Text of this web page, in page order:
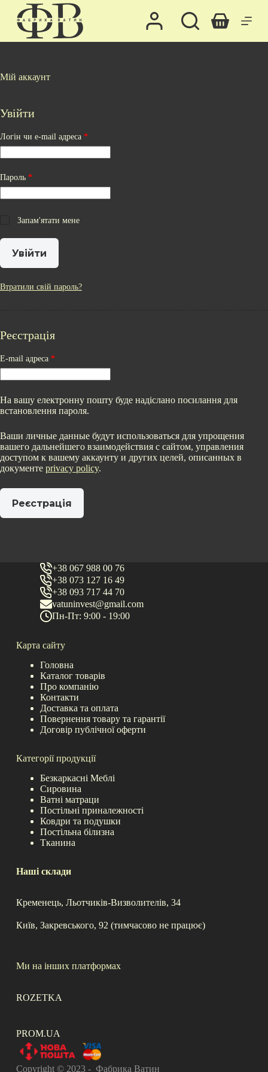
П
е
и
в
м
с
у
Кошик
Мій аккаунт
Увійти
Логін чи e-mail адреса *Обов’язкове
Пароль *Обов’язкове
Запам'ятати мене
Увійти
Втратили свій пароль?
Реєстрація
E-mail адреса *Обов’язкове
На вашу електронну пошту буде надіслано посилання для
встановлення пароля.
Ваши личные данные будут использоваться для упрощения
вашего дальнейшего взаимодействия с сайтом, управления
доступом к вашему аккаунту и других целей, описанных в
документе privacy policy.
Реєстрація
+38 067 988 00 76
+38 073 127 16 49
+38 093 717 44 70
vatuninvest@gmail.com
Пн-Пт: 9:00 - 19:00
Карта сайту
Головна
Каталог товарів
Про компанію
Контакти
Доставка та оплата
Повернення товару та гарантії
Договір публічної оферти
Категорії продукції
Безкаркасні Меблі
Сировина
Ватні матраци
Постільні приналежності
Ковдри та подушки
Постільна білизна
Тканина
Наші склади
Кременець, Льотчиків-Визволителів, 34
Київ, Закревського, 92 (тимчасово не працює)
Ми на інших платформах
ROZETKA
PROM.UA
Copyright © 2023 - Фабрика Ватин